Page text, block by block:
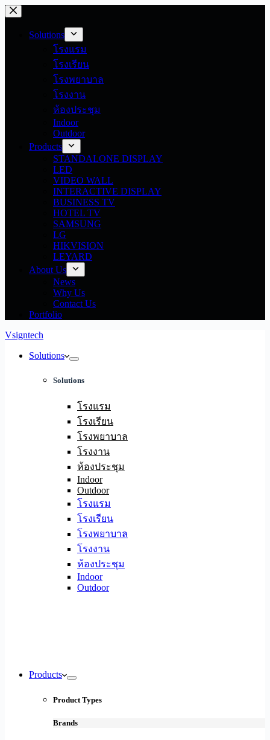
Skip
to
contentSolutions
โรงแรม
โรงเรียน
โรงพยาบาล
โรงงาน
ห้องประชุม
Indoor
Outdoor
Products
STANDALONE DISPLAY
LED
VIDEO WALL
INTERACTIVE DISPLAY
BUSINESS TV
HOTEL TV
SAMSUNG
LG
HIKVISION
LEYARD
About Us
News
Why Us
Contact Us
Portfolio
Vsigntech
Solutions
Solutions
โรงแรม
โรงเรียน
โรงพยาบาล
โรงงาน
ห้องประชุม
Indoor
Outdoor
โรงแรม
โรงเรียน
โรงพยาบาล
โรงงาน
ห้องประชุม
Indoor
Outdoor
Products
Product Types
Brands